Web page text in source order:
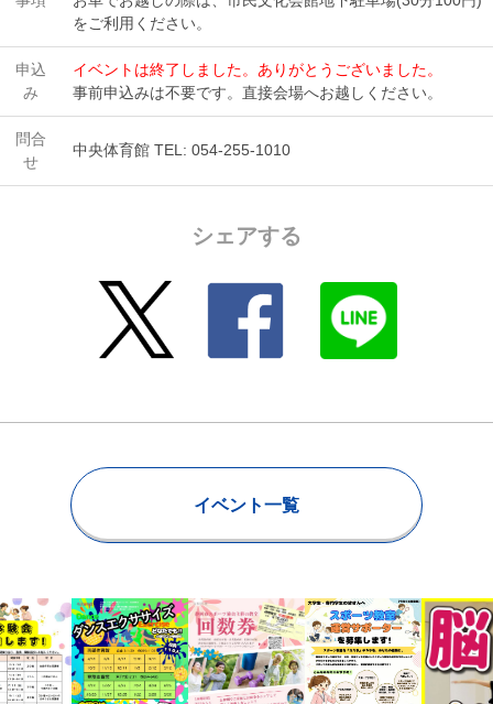
をご利用ください。
申込
み
イベントは終了しました。ありがとうございました。
事前申込みは不要です。直接会場へお越しください。
問合
せ
中央体育館 TEL: 054-255-1010
シェアする
イベント一覧